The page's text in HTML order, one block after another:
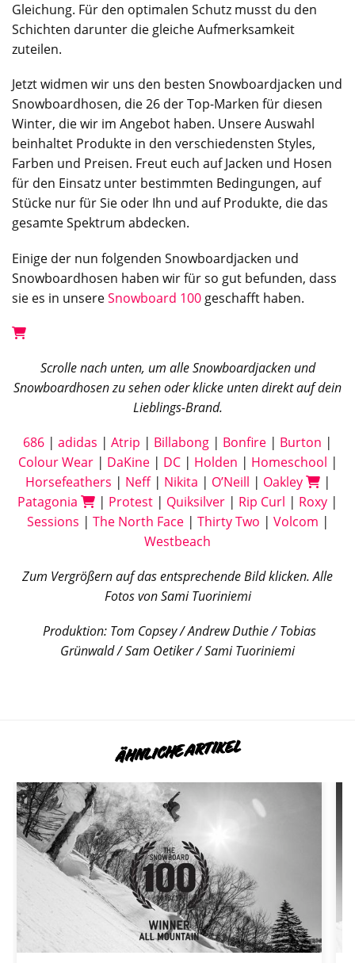
Gleichung. Für den optimalen Schutz musst du den
Schichten darunter die gleiche Aufmerksamkeit
zuteilen.
Jetzt widmen wir uns den besten Snowboardjacken und
Snowboardhosen, die 26 der Top-Marken für diesen
Winter, die wir im Angebot haben. Unsere Auswahl
beinhaltet Produkte in den verschiedensten Styles,
Farben und Preisen. Freut euch auf Jacken und Hosen
für den Einsatz unter bestimmten Bedingungen, auf
Stücke nur für Sie oder Ihn und auf Produkte, die das
gesamte Spektrum abdecken.
Einige der nun folgenden Snowboardjacken und
Snowboardhosen haben wir für so gut befunden, dass
sie es in unsereSnowboard 100 geschafft haben.
Scrolle nach unten, um alle Snowboardjacken und
Snowboardhosen zu sehen oder klicke unten direkt auf dein
Lieblings-Brand.
686 | adidas | Atrip | Billabong | Bonfire | Burton |
Colour Wear| DaKine| DC| Holden | Homeschool |
Horsefeathers | Neff| Nikita | O’Neill | Oakley
|
Patagonia
| Protest | Quiksilver | Rip Curl | Roxy |
Sessions | The North Face| Thirty Two | Volcom |
Westbeach
Zum Vergrößern auf das entsprechende Bild klicken. Alle
Fotos von Sami Tuoriniemi
Produktion: Tom Copsey / Andrew Duthie / Tobias
Grünwald / Sam Oetiker / Sami Tuoriniemi
ÄHNLICHE ARTIKEL